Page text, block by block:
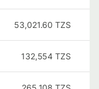
53,021.60 TZS
132,554 TZS